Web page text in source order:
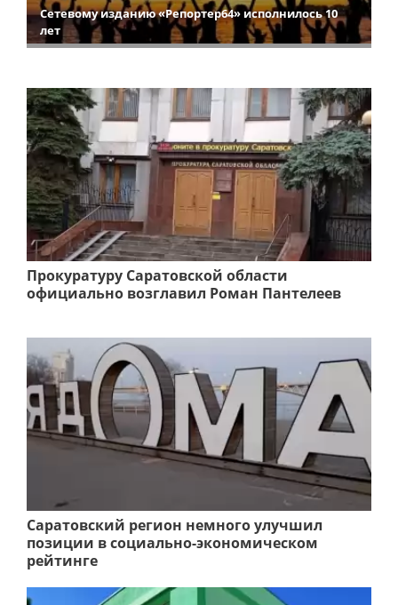
Сетевому изданию «Репортер64» исполнилось 10
лет
Прокуратуру Саратовской области
официально возглавил Роман Пантелеев
Саратовский регион немного улучшил
позиции в социально-экономическом
рейтинге